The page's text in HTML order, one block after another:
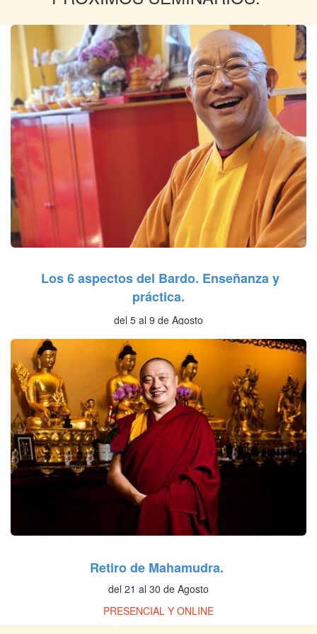
MÁS INFO
MÁS INFO
VISITAS Y CAFETERÍA
Los 6 aspectos del Bardo. Enseñanza y
práctica.
del 5 al 9 de Agosto
PRESENCIAL Y ONLINE
Retiro de Preliminares: Dorje Sempa.
Retiro de Mahamudra.
del 21 al 30 de Agosto
PRESENCIAL Y ONLINE